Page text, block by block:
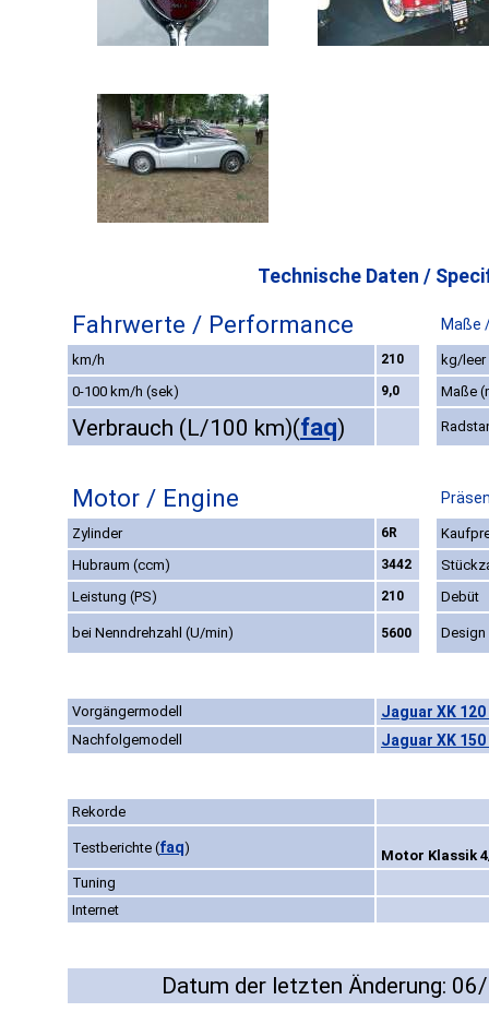
Technische Daten /
Fahrwerte / Performance Maße
km/h 210
kg/leer
0-100 km/h (sek)
9,0 Maße
Verbrauch (L/100 km)(faq)
Motor / Engine
Zylinder 6R
Hubraum (ccm)
3442
Leistung (PS)
210 Debüt
bei Nenndrehzahl (U/min) 5600 Design
Vorgängermodell Jaguar XK
Nachfolgemodell Jaguar XK
Rekorde
Testberichte (faq)
Motor Klassik
Tuning
Internet
Datum der letzten Änderung: